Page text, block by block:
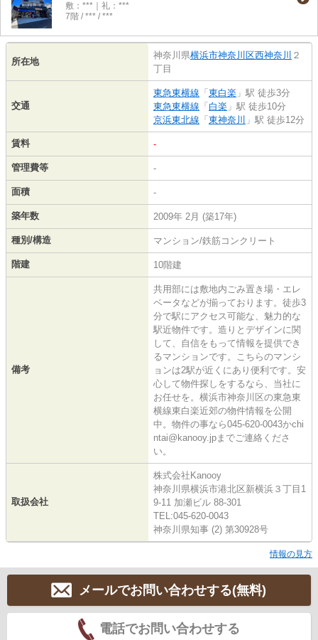
敷：***｜礼：***
7階 / *** / ***
所在地
神奈川県横浜市神奈川区西神奈川 ２
丁目
交通
東急東横線 「 東白楽 」駅 徒歩3分
東急東横線 「 白楽 」駅 徒歩10分
京浜東北線 「 東神奈川 」駅 徒歩12分
賃料 -
管理費等 -
面積 -
築年数 2009年 2月 (築17年)
種別/構造 マンション/鉄筋コンクリート
階建 10階建
備考
共用部には敷地内ごみ置き場・エレ
ベータなどが揃っております。徒歩3
分で駅にアクセス可能な、魅力的な
駅近物件です。造りとデザインに関
して、自信をもって情報を提供でき
るマンションです。こちらのマンシ
ョンは2駅が近くにあり便利です。安
心して物件探しをするなら、当社に
お任せを。横浜市神奈川区の東急東
横線東白楽近郊の物件情報を公開
中。物件の事なら045-620-0043かchi
ntai@kanooy.jpまでご連絡くださ
い。
取扱会社
株式会社Kanooy
神奈川県横浜市港北区新横浜３丁目1
9-11 加瀬ビル 88-301
TEL:045-620-0043
神奈川県知事 (2) 第30928号
情報の見方
メールでお問い合わせする(無料)
電話でお問い合わせする